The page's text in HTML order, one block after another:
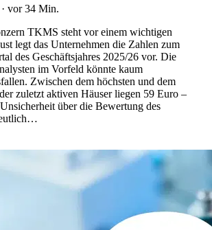
· vor 34 Min.
TKMS steht vor einem wichtigen
legt das Unternehmen die Zahlen zum
des Geschäftsjahres 2025/26 vor. Die
im Vorfeld könnte kaum
Zwischen dem höchsten und dem
zuletzt aktiven Häuser liegen 59 Euro –
über die Bewertung des